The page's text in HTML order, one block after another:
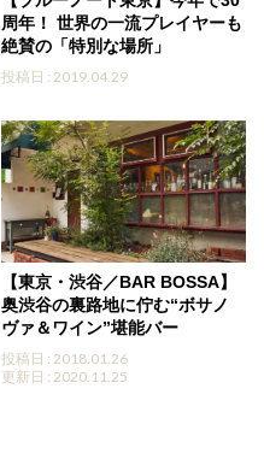
周年！ 世界の一流プレイヤーも
絶賛の「特別な場所」
投稿日 : 2019.04.29
【東京・渋谷／BAR BOSSA】
奥渋谷の裏路地に佇む“ボサノ
ヴァ＆ワイン”堪能バー
投稿日 : 2018.01.26
更新日 : 2020.11.25